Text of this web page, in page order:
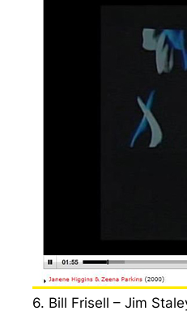
6. Bill Frisell – Jim